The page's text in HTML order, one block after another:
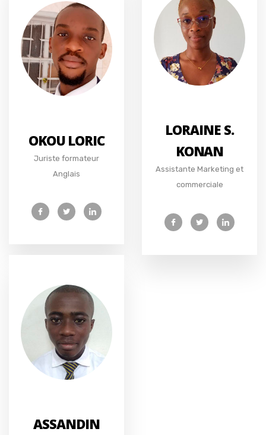
OKOU LORIC
Juriste formateur
Anglais
LORAINE S.
KONAN
Assistante Marketing et
commerciale
ASSANDIN